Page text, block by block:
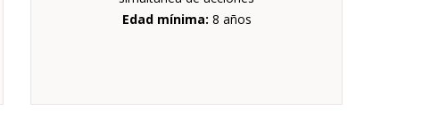
Edad mínima: 8 años